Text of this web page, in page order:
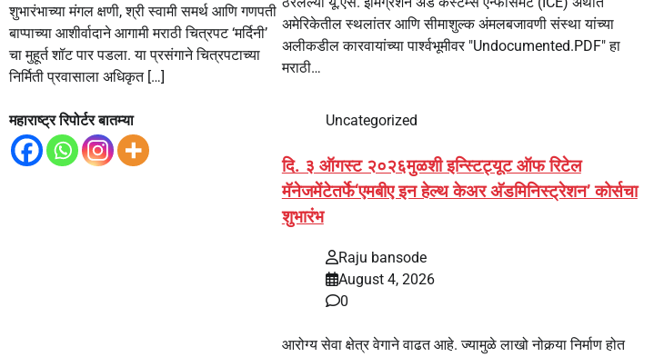
शुभारंभाच्या मंगल क्षणी, श्री स्वामी समर्थ आणि गणपती
बाप्पाच्या आशीर्वादाने आगामी मराठी चित्रपट ‘मर्दिनी’
चा मुहूर्त शॉट पार पडला. या प्रसंगाने चित्रपटाच्या
निर्मिती प्रवासाला अधिकृत […]
महाराष्ट्र रिपोर्टर बातम्या
अमेरिकेतील स्थलांतर आणि सीमाशुल्क अंमलबजावणी संस्था यांच्या
अलीकडील कारवायांच्या पार्श्वभूमीवर "Undocumented.PDF" हा
मराठी…
Uncategorized
दि. ३ ऑगस्ट २०२६मुळशी इन्स्टिट्यूट ऑफ रिटेल
मॅनेजमेंटेतर्फे‘एमबीए इन हेल्थ केअर अ‍ॅडमिनिस्ट्रेशन’ कोर्सचा
शुभारंभ
Raju bansode
August 4, 2026
0
आरोग्य सेवा क्षेत्र वेगाने वाढत आहे. ज्यामुळे लाखो नोकर्‍या निर्माण होत